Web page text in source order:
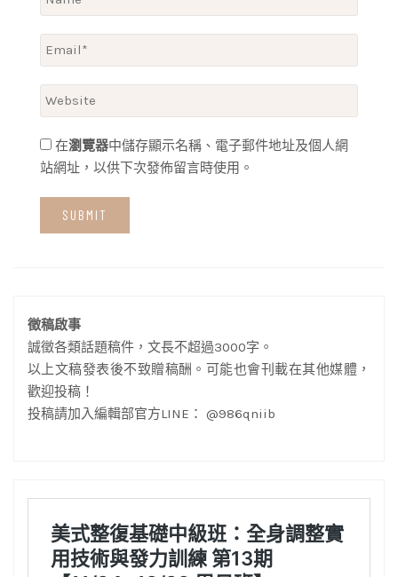
在瀏覽器中儲存顯示名稱、電子郵件地址及個人網
站網址，以供下次發佈留言時使用。
徵稿啟事
誠徵各類話題稿件，文長不超過3000字。
以上文稿發表後不致贈稿酬。可能也會刊載在其他媒體，
歡迎投稿！
投稿請加入編輯部官方LINE： @986qniib